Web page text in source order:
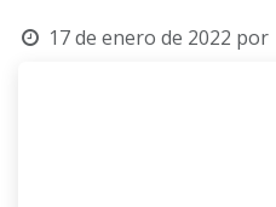
17 de enero de 2022 por